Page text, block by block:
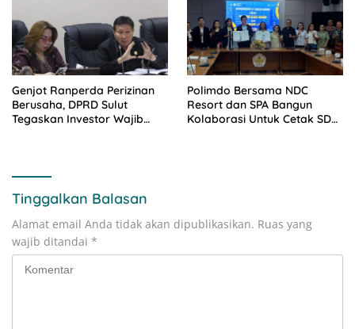
Genjot Ranperda Perizinan
Berusaha, DPRD Sulut
Tegaskan Investor Wajib
Polimdo Bersama NDC
Resort dan SPA Bangun
Kolaborasi Untuk Cetak SDM
Tinggalkan Balasan
Alamat email Anda tidak akan dipublikasikan. Ruas yang
wajib ditandai *